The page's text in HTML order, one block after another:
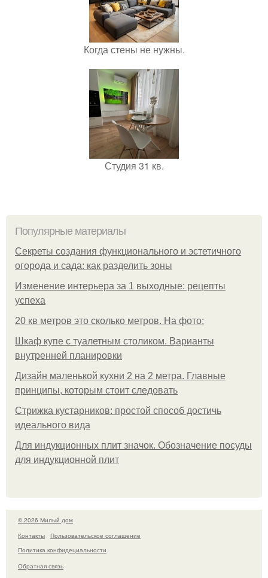
Когда стены не нужны.
Студия 31 кв.
Популярные материалы
Секреты создания функционального и эстетичного
огорода и сада: как разделить зоны
Изменение интерьера за 1 выходные: рецепты
успеха
20 кв метров это сколько метров. На фото:
Шкаф купе с туалетным столиком. Варианты
внутренней планировки
Дизайн маленькой кухни 2 на 2 метра. Главные
принципы, которым стоит следовать
Стрижка кустарников: простой способ достичь
идеального вида
Для индукционных плит значок. Обозначение посуды
для индукционной плит
© 2026 Милый дом
Контакты
Пользовательское соглашение
Политика конфидециальности
Обратная связь